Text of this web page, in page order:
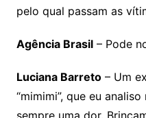
pelo qual passam as
Agência Brasil– Pode
Luciana Barreto– Um
“mimimi”, que eu